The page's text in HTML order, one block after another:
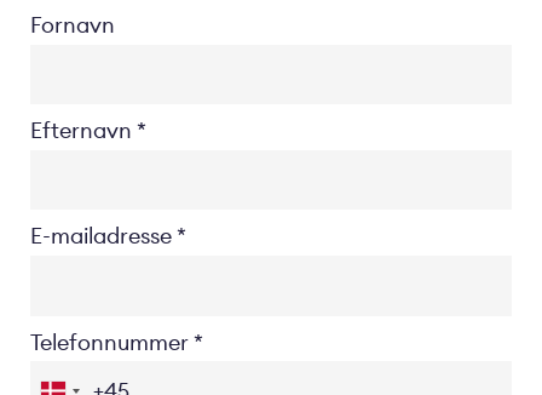
Fornavn
Efternavn
E-mailadresse
Telefonnummer